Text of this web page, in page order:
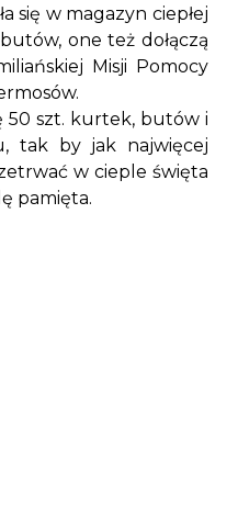
się w magazyn ciepłej
one też dołączą
Misji Pomocy
50 szt. kurtek, butów i
tak by jak najwięcej
w cieple święta
pamięta.